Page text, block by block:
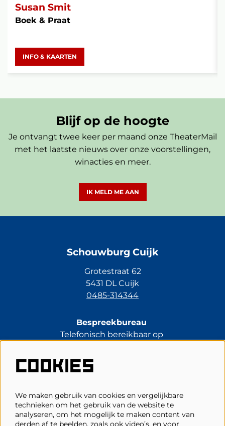
Susan Smit
Boek & Praat
INFO & KAARTEN
Blijf op de hoogte
Je ontvangt twee keer per maand onze TheaterMail
met het laatste nieuws over onze voorstellingen,
winacties en meer.
IK MELD ME AAN
Schouwburg Cuijk
Grotestraat 62
5431 DL Cuijk
0485-314344
Bespreekbureau
Telefonisch bereikbaar op
0485-314344
kassa@schouwburgcuijk.nl
Veelgestelde vragen
COOKIES
We maken gebruik van cookies en vergelijkbare
technieken om het gebruik van de website te
analyseren, om het mogelijk te maken content van